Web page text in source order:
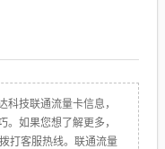
技联通流量卡信息，
如果您想了解更多，
打客服热线。联通流量